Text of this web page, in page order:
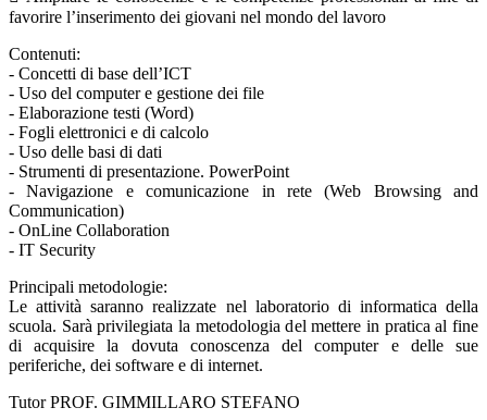
favorire l’inserimento dei giovani nel mondo del lavoro
Contenuti:
- Concetti di base dell’ICT
- Uso del computer e gestione dei file
- Elaborazione testi (Word)
- Fogli elettronici e di calcolo
- Uso delle basi di dati
- Strumenti di presentazione. PowerPoint
- Navigazione e comunicazione in rete (Web Browsing and
Communication)
- OnLine Collaboration
- IT Security
Principali metodologie:
Le attività saranno realizzate nel laboratorio di informatica della
scuola. Sarà privilegiata la metodologia del mettere in pratica al fine
di acquisire la dovuta conoscenza del computer e delle sue
periferiche, dei software e di internet.
Tutor PROF. GIMMILLARO STEFANO